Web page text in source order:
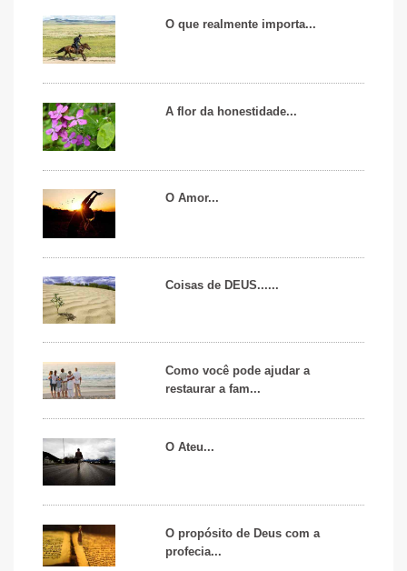
O que realmente importa...
A flor da honestidade...
O Amor...
Coisas de DEUS......
Como você pode ajudar a
restaurar a fam...
O Ateu...
O propósito de Deus com a
profecia...